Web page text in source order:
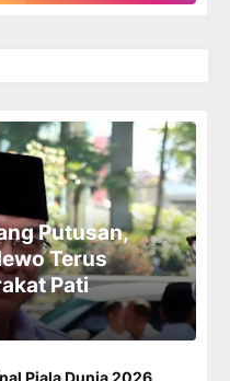
Putusan,
Terus
Pati
Piala Dunia 2026,